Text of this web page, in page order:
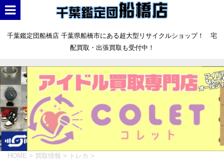
千葉鑑定団船橋店 千葉県船橋市にある超大型リサイクルショップ！ 宅
配買取・出張買取も受付中！
HOME > 買取情報 > トレカ >